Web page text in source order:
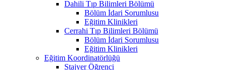
Dahili Tıp Bilimleri Bölümü
Bölüm İdari Sorumlusu
Eğitim Klinikleri
Cerrahi Tıp Bilimleri Bölümü
Bölüm İdari Sorumlusu
Eğitim Klinikleri
Eğitim Koordinatörlüğü
Stajyer Öğrenci